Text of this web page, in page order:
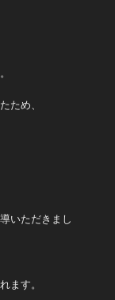
ため、
いただきまし
ます。